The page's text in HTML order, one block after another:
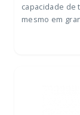
capacidade
mesmo em